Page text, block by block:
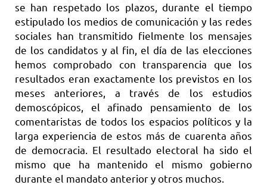
se han respetado los plazos, durante el tiempo
estipulado los medios de comunicación y las redes
sociales han transmitido fielmente los mensajes
de los candidatos y al fin, el día de las elecciones
hemos comprobado con transparencia que los
resultados eran exactamente los previstos en los
meses anteriores, a través de los estudios
demoscópicos, el afinado pensamiento de los
comentaristas de todos los espacios políticos y la
larga experiencia de estos más de cuarenta años
de democracia. El resultado electoral ha sido el
mismo que ha mantenido el mismo gobierno
durante el mandato anterior y otros muchos.